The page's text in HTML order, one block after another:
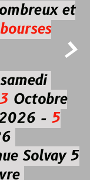

et
bourses
3Octobre
- 5
Solvay 5